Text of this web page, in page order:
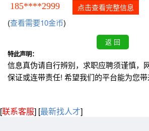
185****2999 点击查看完整信息
(查看需要10金币)
特此声明：
信息真伪请自行辨别，求职应聘须谨慎，
保证或连带责任! 希望我们的平台能为您带
[联系客服] [最新找人才]